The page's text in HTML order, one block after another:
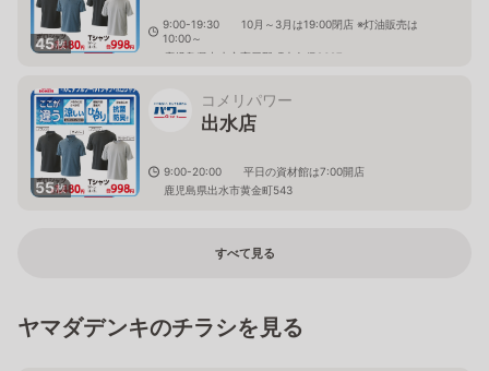
45枚
9:00-19:30 10月～3月は19:00閉店 ※灯油販売は
10:00～
鹿児島県出水市高尾野町大久保2627
55枚
コメリパワー
出水店
9:00-20:00 平日の資材館は7:00開店
鹿児島県出水市黄金町543
すべて見る
ヤマダデンキのチラシを見る